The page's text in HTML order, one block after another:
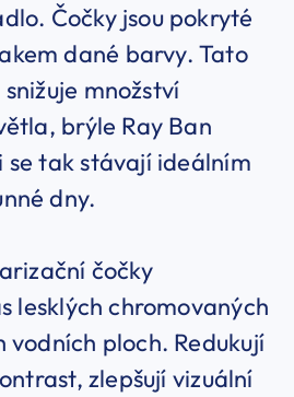
Čočky jsou pokryté
dané barvy. Tato
množství
brýle Ray Ban
se tak stávají ideálním
dny.
čočky
lesklých chromovaných
vodních ploch. Redukují
zlepšují vizuální